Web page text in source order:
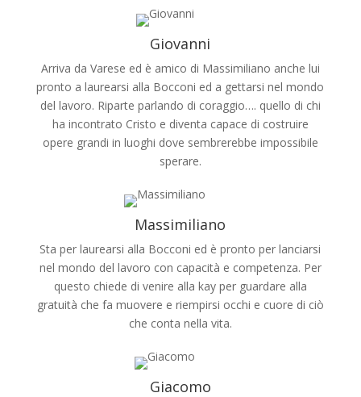
Giovanni
Arriva da Varese ed è amico di Massimiliano anche lui
pronto a laurearsi alla Bocconi ed a gettarsi nel mondo
del lavoro. Riparte parlando di coraggio…. quello di chi
ha incontrato Cristo e diventa capace di costruire
opere grandi in luoghi dove sembrerebbe impossibile
sperare.
Massimiliano
Sta per laurearsi alla Bocconi ed è pronto per lanciarsi
nel mondo del lavoro con capacità e competenza. Per
questo chiede di venire alla kay per guardare alla
gratuità che fa muovere e riempirsi occhi e cuore di ciò
che conta nella vita.
Giacomo